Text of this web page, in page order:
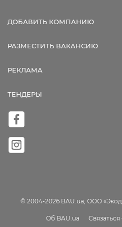
ДОБАВИТЬ КОМПАНИЮ
РАЗМЕСТИТЬ ВАКАНСИЮ
РЕКЛАМА
ТЕНДЕРЫ
© 2004-2026 BAU.ua, ООО
Об BAU.ua